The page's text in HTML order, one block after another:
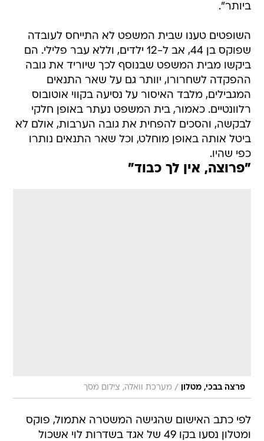
ביותר".
השופטים טענו שבית המשפט לא התייחס לעובדה
שפוקס בן 44, אב ל-12 ילדים, וללא עבר פלילי. הם
ביקשו מבית המשפט שבנוסף לכך שיוריד את גובה
ההפקדה לשחרורו, יוותר גם על שאר התנאים
המגבילים, מלבד האיסור על נסיעה בקווי אוטובוס
רלוונטיים. כאמור, בית המשפט נעתר באופן חלקי
לבקשה, והסכים להפחית את גובה הערבות, אולם לא
ביטל אותה באופן מוחלט, וכל שאר התנאים נותרו
כפי שהיו.
"פרוצה, אין לך כבוד"
פרצה בבכי, מטלון / מערכת וואלה, צילום מסך
לפי כתב האישום שהגישה המשטרה אתמול, פוקס
ומטלון נסעו בקו 49 של אגד בשדרות לוי אשכול